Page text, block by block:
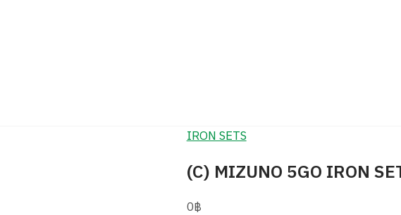
IRON SETS
(C) MIZUNO 5GO IRON
0฿